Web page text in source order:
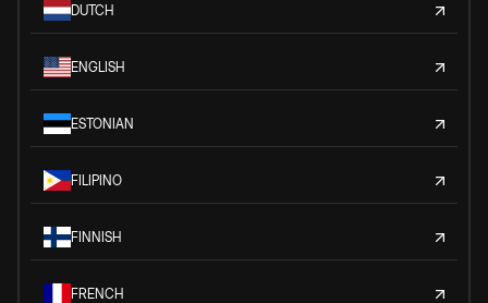
DUTCH
ENGLISH
ESTONIAN
FILIPINO
FINNISH
FRENCH